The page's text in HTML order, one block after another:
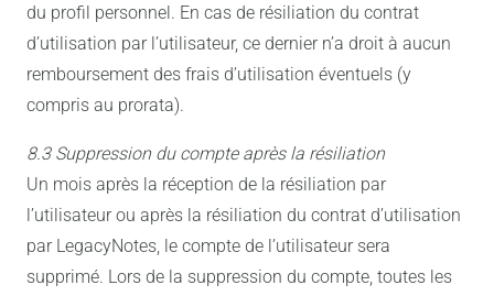
du profil personnel. En cas de résiliation du contrat
d’utilisation par l’utilisateur, ce dernier n’a droit à aucun
remboursement des frais d’utilisation éventuels (y
compris au prorata).
8.3 Suppression du compte après la résiliation
Un mois après la réception de la résiliation par
l’utilisateur ou après la résiliation du contrat d’utilisation
par LegacyNotes, le compte de l’utilisateur sera
supprimé. Lors de la suppression du compte, toutes les